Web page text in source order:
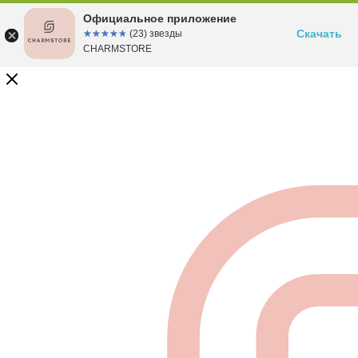
Официальное приложение
☆☆☆☆☆
★★★★★ (23) звезды
CHARMSTORE
Скачать